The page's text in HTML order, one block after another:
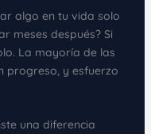
algo en tu vida solo
meses después? Si
La mayoría de las
progreso, y esfuerzo
una diferencia